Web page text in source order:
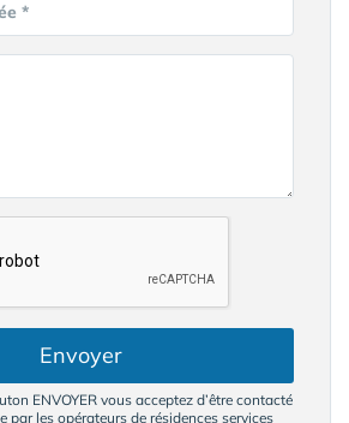
*
Envoyer
ENVOYER vous acceptez d’être contacté
par les opérateurs de résidences services